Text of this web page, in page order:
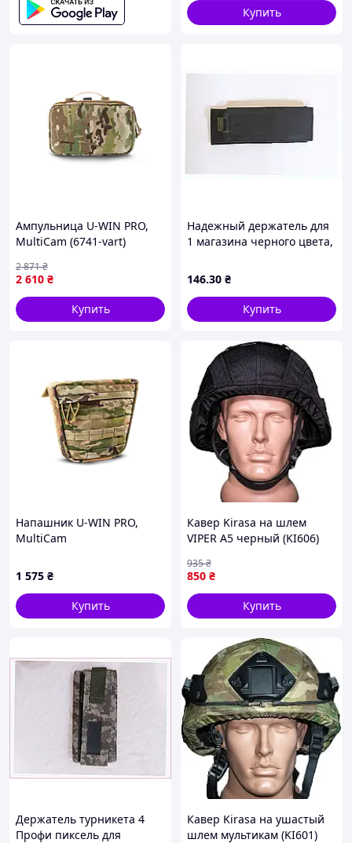
Купить
Ампульница U-WIN PRO,
MultiCam (6741-vart)
2 610 ₴
2 871₴
Купить
Надежный держатель для
1 магазина черного цвета,
146.30 ₴
Купить
Напашник U-WIN PRO,
MultiCam
1 575 ₴
Купить
Кавер Kirasa на шлем
VIPER A5 черный (KI606)
850 ₴
935₴
Купить
Держатель турникета 4
Профи пиксель для
Кавер Kirasa на ушастый
шлем мультикам (KI601)